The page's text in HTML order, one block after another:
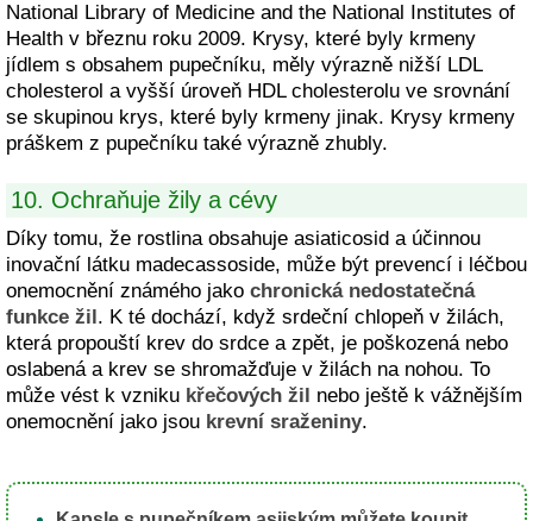
National Library of Medicine and the National Institutes of
Health v březnu roku 2009. Krysy, které byly krmeny
jídlem s obsahem pupečníku, měly výrazně nižší LDL
cholesterol a vyšší úroveň HDL cholesterolu ve srovnání
se skupinou krys, které byly krmeny jinak. Krysy krmeny
práškem z pupečníku také výrazně zhubly.
10. Ochraňuje žily a cévy
Díky tomu, že rostlina obsahuje asiaticosid a účinnou
inovační látku madecassoside, může být prevencí i léčbou
onemocnění známého jako chronická nedostatečná
funkce žil. K té dochází, když srdeční chlopeň v žilách,
která propouští krev do srdce a zpět, je poškozená nebo
oslabená a krev se shromažďuje v žilách na nohou. To
může vést k vzniku křečových žil nebo ještě k vážnějším
onemocnění jako jsou krevní sraženiny.